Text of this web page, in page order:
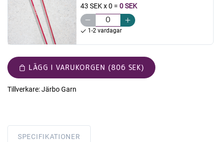
43 SEK x 0 = 0 SEK
1-2 vardagar
LÄGG I VARUKORGEN (806 SEK)
Tillverkare:Järbo Garn
SPECIFIKATIONER